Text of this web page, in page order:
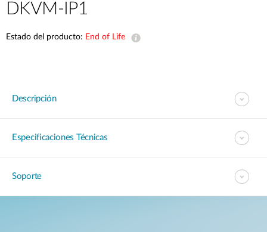
DKVM-IP1
Estado del producto: End of Life
Descripción
Especificaciones Técnicas
Soporte